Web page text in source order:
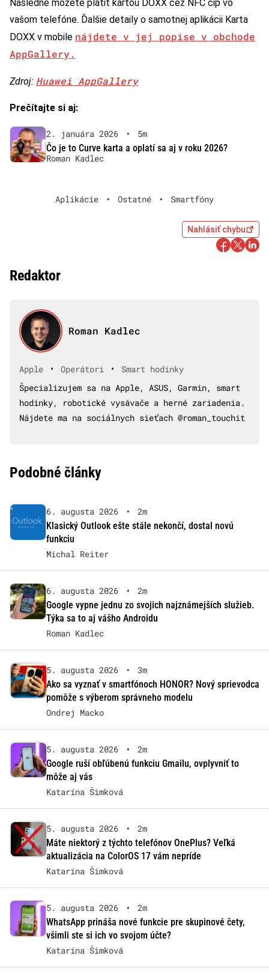
Následne môžete platiť kartou DOXX cez NFC čip vo
vašom telefóne. Ďalšie detaily o samotnej aplikácii Karta
DOXX v mobile nájdete v jej popise v obchode
AppGallery.
Zdroj: Huawei AppGallery
Prečítajte si aj:
2. januára 2026 •
5m
Čo je to Curve karta a oplatí sa aj v roku 2026?
Roman Kadlec
Aplikácie • Ostatné • Smartfóny
Nahlásiť chybu
Redaktor
Roman Kadlec
Apple • Operátori •
Smart hodinky
Špecializujem sa na Apple, ASUS, Garmin, smart
hodinky, robotické vysávače a herné zariadenia.
Nájdete ma na sociálnych sieťach @roman_touchit
Podobné články
6. augusta 2026 •
2m
Klasický Outlook ešte stále nekončí, dostal novú
funkciu
Michal Reiter
6. augusta 2026 •
2m
Google vypne jednu zo svojich najznámejších služieb.
Týka sa to aj vášho Androidu
Roman Kadlec
5. augusta 2026 •
3m
Ako sa vyznať v smartfónoch HONOR? Nový sprievodca
pomôže s výberom správneho modelu
Ondrej Macko
5. augusta 2026 •
2m
Google ruší obľúbenú funkciu Gmailu, ovplyvniť to
môže aj vás
Katarína Šimková
5. augusta 2026 •
2m
Máte niektorý z týchto telefónov OnePlus? Veľká
aktualizácia na ColorOS 17 vám nepríde
Katarína Šimková
5. augusta 2026 •
2m
WhatsApp prináša nové funkcie pre skupinové čety,
všimli ste si ich vo svojom účte?
Katarína Šimková